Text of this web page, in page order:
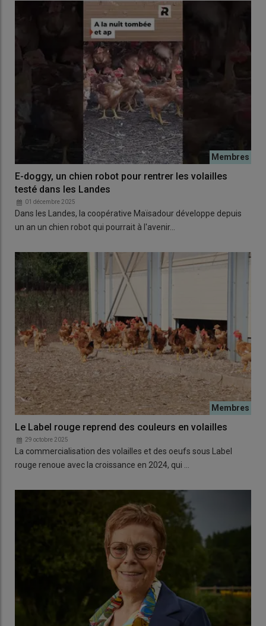
E-doggy, un chien robot pour rentrer les volailles
testé dans les Landes
01 décembre 2025
Dans les Landes, la coopérative Maïsadour développe depuis
un an un chien robot qui pourrait à l'avenir…
Le Label rouge reprend des couleurs en volailles
29 octobre 2025
La commercialisation des volailles et des oeufs sous Label
rouge renoue avec la croissance en 2024, qui …